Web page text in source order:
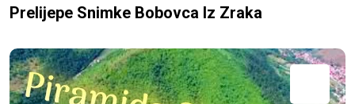
Prelijepe Snimke Bobovca Iz Zraka